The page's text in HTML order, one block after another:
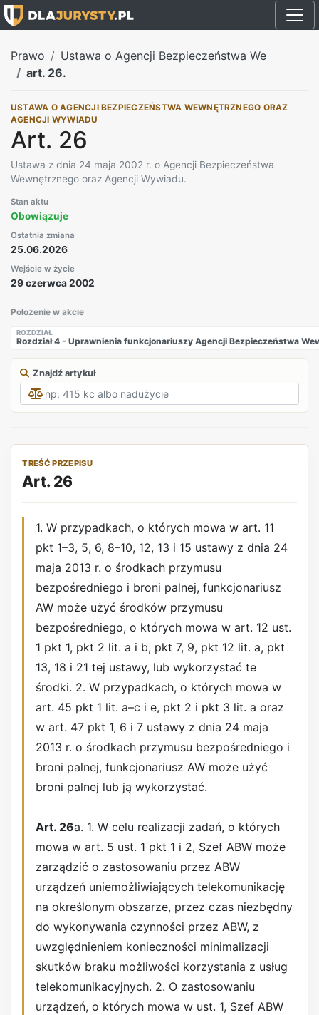
Prawo
Ustawa o Agencji Bezpieczeństwa We
art. 26.
USTAWA O AGENCJI BEZPIECZEŃSTWA WEWNĘTRZNEGO ORAZ
AGENCJI WYWIADU
Art. 26
Ustawa z dnia 24 maja 2002 r. o Agencji Bezpieczeństwa
Wewnętrznego oraz Agencji Wywiadu.
Stan aktu
Obowiązuje
Ostatnia zmiana
25.06.2026
Wejście w życie
29 czerwca 2002
Położenie w akcie
ROZDZIAŁ
Rozdział 4 - Uprawnienia funkcjonariuszy Agencji Bezpieczeństwa
Znajdź artykuł
TREŚĆ PRZEPISU
Art. 26
1. W przypadkach, o których mowa w art. 11
pkt 1–3, 5, 6, 8–10, 12, 13 i 15 ustawy z dnia 24
maja 2013 r. o środkach przymusu
bezpośredniego i broni palnej, funkcjonariusz
AW może użyć środków przymusu
bezpośredniego, o których mowa w art. 12 ust.
1 pkt 1, pkt 2 lit. a i b, pkt 7, 9, pkt 12 lit. a, pkt
13, 18 i 21 tej ustawy, lub wykorzystać te
środki. 2. W przypadkach, o których mowa w
art. 45 pkt 1 lit. a–c i e, pkt 2 i pkt 3 lit. a oraz
w art. 47 pkt 1, 6 i 7 ustawy z dnia 24 maja
2013 r. o środkach przymusu bezpośredniego i
broni palnej, funkcjonariusz AW może użyć
broni palnej lub ją wykorzystać.
Art. 26a. 1. W celu realizacji zadań, o których
mowa w art. 5 ust. 1 pkt 1 i 2, Szef ABW może
zarządzić o zastosowaniu przez ABW
urządzeń uniemożliwiających telekomunikację
na określonym obszarze, przez czas niezbędny
do wykonywania czynności przez ABW, z
uwzględnieniem konieczności minimalizacji
skutków braku możliwości korzystania z usług
telekomunikacyjnych. 2. O zastosowaniu
urządzeń, o których mowa w ust. 1, Szef ABW